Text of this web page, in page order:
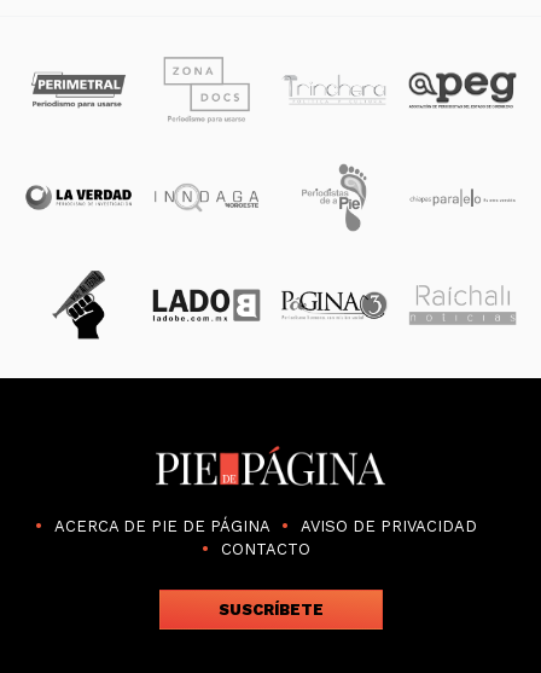
ACERCA DE PIE DE PÁGINA
AVISO DE PRIVACIDAD
CONTACTO
SUSCRÍBETE